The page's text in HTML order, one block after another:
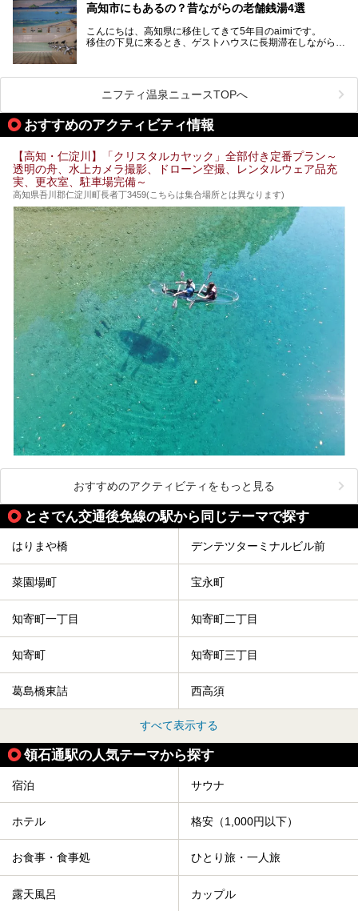
が見れる場所。
帰り温泉（お風呂）がありません。
中でもライターおすすめの３つの温泉をご紹介します。
などが問題なければ、温泉に入ってから向かうことをオスス
メします。
なぜなら最寄り温泉でも車で４０分、山を降りていかねばな
りませんからね…！！
もしくは、翌日キャンプ帰りに立ち寄るのもおすすめです。
それでは見ていきましょう。
高知市にもあるの？昔ながらの老舗銭湯4選
こんにちは、高知県に移住してきて5年目のaimiです。
移住の下見に来るとき、ゲストハウスに長期滞在しながら観
高知市というと、高知県の人口の半分が集まっているにぎや
かなイメージがある方も多いかと思いますが、昔ながらの老
舗銭湯がけっこうな数あるのですよ。
規模は小さいながら、元気に営業中なので観光がてら訪問し
てみてはいかがでしょう？
Kですよ♪
それではチェックしてきましょう♪
ニフティ温泉ニュースTOPへ
おすすめのアクティビティ情報
【高知・仁淀川】「クリスタルカヤック」全部付き定番プラン～
透明の舟、水上カメラ撮影、ドローン空撮、レンタルウェア品充
実、更衣室、駐車場完備～
高知県吾川郡仁淀川町長者丁3459(こちらは集合場所とは異なります)
おすすめのアクティビティをもっと見る
とさでん交通後免線の駅から同じテーマで探す
はりまや橋 デンテツターミナルビル前
菜園場町 宝永町
知寄町一丁目 知寄町二丁目
知寄町 知寄町三丁目
葛島橋東詰 西高須
すべて表示する
領石通駅の人気テーマから探す
宿泊 サウナ
ホテル 格安（1,000円以下）
お食事・食事処 ひとり旅・一人旅
露天風呂 カップル